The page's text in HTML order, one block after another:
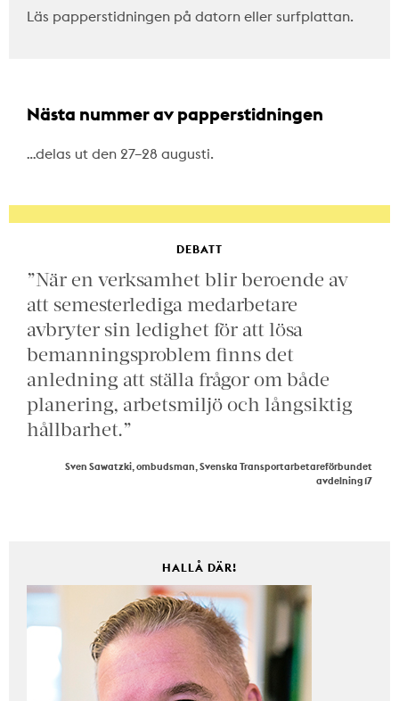
Läs papperstidningen på datorn eller surfplattan.
Nästa nummer av papperstidningen
…delas ut den 27–28 augusti.
DEBATT
”När en verksamhet blir beroende av
att semesterlediga medarbetare
avbryter sin ledighet för att lösa
bemanningsproblem finns det
anledning att ställa frågor om både
planering, arbetsmiljö och långsiktig
hållbarhet.”
Sven Sawatzki, ombudsman, Svenska Transportarbetareförbundet
avdelning 17
HALLÅ DÄR!